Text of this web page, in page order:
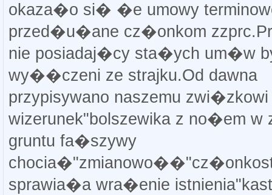
okaza�o si� �e umowy
przed�u�ane cz�onkom
nie posiadaj�cy sta�ych um�w
wy��czeni ze strajku.Od dawna
przypisywano naszemu zwi�zkowi
wizerunek"bolszewika z no�em
gruntu fa�szywy
sprawia�a wra�enie